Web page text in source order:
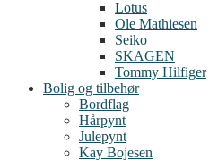
Lotus
Ole Mathiesen
Seiko
SKAGEN
Tommy Hilfiger
Bolig og tilbehør
Bordflag
Hårpynt
Julepynt
Kay Bojesen